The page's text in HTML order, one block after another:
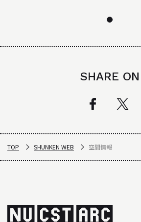
SHARE ON
TOP SHUNKEN WEB 空間情報